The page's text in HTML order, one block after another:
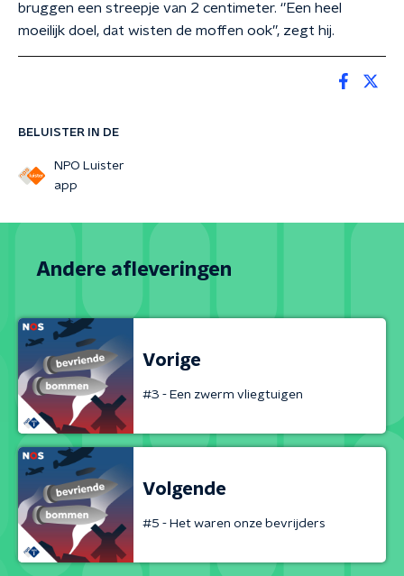
BELUISTER IN DE
NPO Luister
app
bruggen een streepje van 2 centimeter. ‘’Een heel
moeilijk doel, dat wisten de moffen ook’’, zegt hij.
Andere afleveringen
Vorige
#3 - Een zwerm vliegtuigen
Volgende
#5 - Het waren onze bevrijders